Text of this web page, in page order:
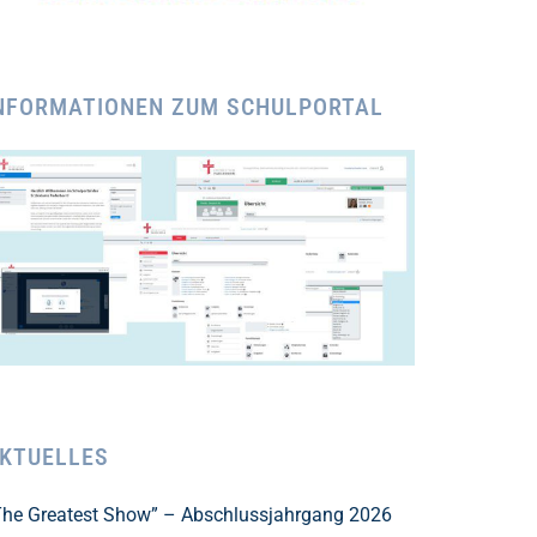
ZUM SCHULPORTAL
Greatest Show” – Abschlussjahrgang 2026